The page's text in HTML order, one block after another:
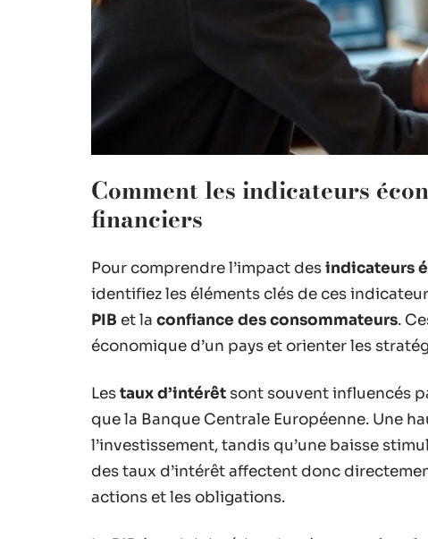
Comment les indicateurs
financiers
Pour comprendre l’impact desindicateurs
identifiez les éléments clés de ces
PIB et la confiance des consommateurs.
économique d’un pays et orienter les
Lestaux d’intérêt sont souvent influencés
que la Banque Centrale Européenne. Une
l’investissement, tandis qu’une baisse
des taux d’intérêt affectent donc
actions et les obligations.